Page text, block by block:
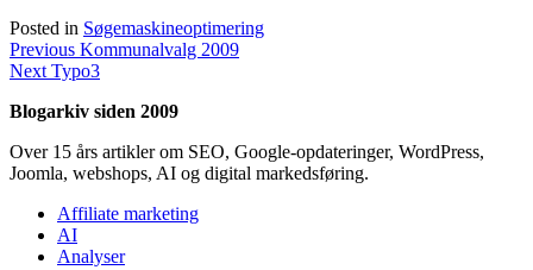
Posted in Søgemaskineoptimering
Indlægsnavigation
Previous Previous
post:
Kommunalvalg 2009
Next Next
Typo3
Blogarkiv siden 2009
Over 15 års artikler om SEO, Google-opdateringer, WordPress,
Joomla, webshops, AI og digital markedsføring.
Affiliate marketing
AI
Analyser